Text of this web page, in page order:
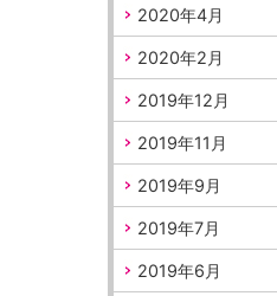
2020年4月
2020年2月
2019年12月
2019年11月
2019年9月
2019年7月
2019年6月